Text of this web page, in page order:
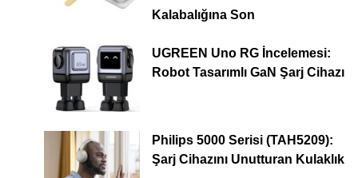
Kalabalığına Son
UGREEN Uno RG İncelemesi:
Robot Tasarımlı GaN Şarj Cihazı
Philips 5000 Serisi (TAH5209):
Şarj Cihazını Unutturan Kulaklık